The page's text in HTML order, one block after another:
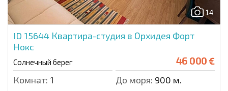
14
ID 15644 Квартира-студия в Орхидея Форт
Нокс
Солнечный берег 46 000 €
Комнат: 1 До моря: 900 м.